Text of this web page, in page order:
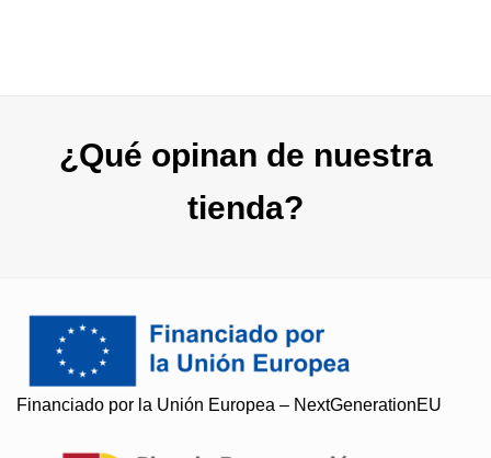
¿Qué opinan de nuestra
tienda?
Financiado por la Unión Europea – NextGenerationEU
Soy Paqui, ¿Te ayudo?